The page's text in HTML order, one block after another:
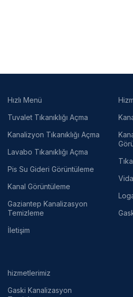
Hızlı Menü
Tuvalet Tıkanıklığı Açma
Kanalizyon Tıkanıklığı Açma
Lavabo Tıkanıklığı Açma
Pis Su Gideri Görüntüleme
Kanal Görüntüleme
Gaziantep Kanalizasyon
Temizleme
İletişim
hizmetlerimiz
Gaski Kanalizasyon